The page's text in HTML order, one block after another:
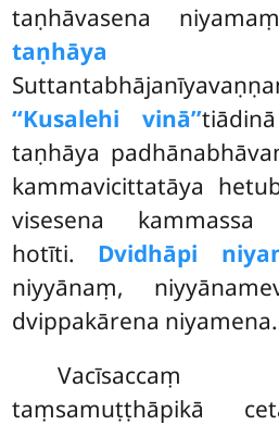
taṇhāvasena
taṇhāya
‘‘Kusalehi vinā’’
taṇhāya
kammavicittatāya
visesena kammassa
hotīti. Dvidhāpi
niyyānaṃ,
dvippakārena niyamena.
Vacīsaccaṃ
taṃsamuṭṭhāpikā